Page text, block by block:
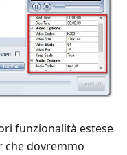
funzionalità estese
che dovremmo